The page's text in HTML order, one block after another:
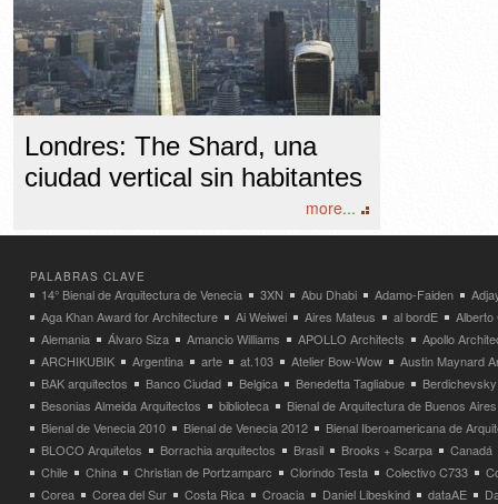
Londres: The Shard, una
ciudad vertical sin habitantes
more...
PALABRAS CLAVE
14° Bienal de Arquitectura de Venecia 3XN Abu Dhabi Adamo-Faiden
Aga Khan Award for Architecture
Ai Weiwei Aires Mateus al bordE
Alberto
Alemania
Álvaro Siza Amancio Williams APOLLO Architects
Apollo
ARCHIKUBIK
Argentina arte at.103 Atelier Bow-Wow
Austin Maynard
BAK arquitectos
Banco Ciudad Belgica Benedetta Tagliabue
Besonias Almeida Arquitectos
biblioteca
Bienal de Arquitectura de Buenos Aires
Bienal de Venecia 2010
Bienal de Venecia 2012
Bienal Iberoamericana de
BLOCO Arquitetos
Borrachia arquitectos Brasil Brooks + Scarpa
Canadá
Chile
China Christian de Portzamparc Clorindo Testa Colectivo C733
Corea
Corea del Sur Costa Rica Croacia Daniel Libeskind dataAE